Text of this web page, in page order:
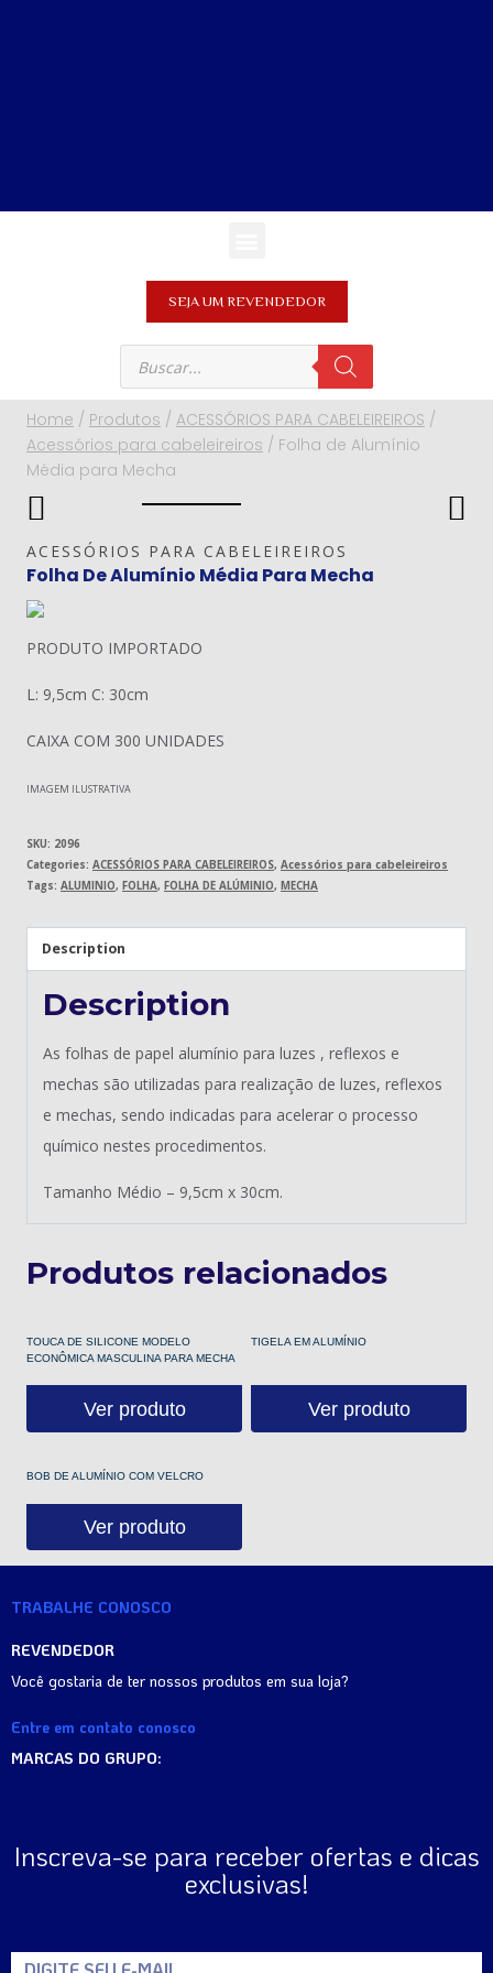
SEJA UM REVENDEDOR
Home / Produtos / ACESSÓRIOS PARA CABELEIREIROS /
Acessórios para cabeleireiros / Folha de Alumínio
Média para Mecha
ACESSÓRIOS PARA CABELEIREIROS
Folha De Alumínio Média Para Mecha
PRODUTO IMPORTADO
L: 9,5cm C: 30cm
CAIXA COM 300 UNIDADES
IMAGEM ILUSTRATIVA
SKU: 2096
Categories: ACESSÓRIOS PARA CABELEIREIROS, Acessórios para cabeleireiros
Tags: ALUMINIO, FOLHA, FOLHA DE ALÚMINIO, MECHA
Description
Description
As folhas de papel alumínio para luzes , reflexos e
mechas são utilizadas para realização de luzes, reflexos
e mechas, sendo indicadas para acelerar o processo
químico nestes procedimentos.
Tamanho Médio – 9,5cm x 30cm.
Produtos relacionados
TOUCA DE SILICONE MODELO
ECONÔMICA MASCULINA PARA MECHA
Ver produto
TIGELA EM ALUMÍNIO
Ver produto
BOB DE ALUMÍNIO COM VELCRO
Ver produto
TRABALHE CONOSCO
REVENDEDOR
Você gostaria de ter nossos produtos em sua loja?
Entre em contato conosco
MARCAS DO GRUPO:
Inscreva-se para receber ofertas e dicas
exclusivas!